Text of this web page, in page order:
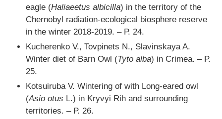
eagle (Haliaeetus albicilla) in the territory of the
Chernobyl radiation-ecological biosphere reserve
in the winter 2018-2019. – Р. 24.
Kucherenko V., Tovpinets N., Slavinskaya A.
Winter diet of Barn Owl (Tyto alba) in Crimea. – Р.
25.
Kotsuiruba V. Wintering of with Long-eared owl
(Asio otus L.) in Kryvyi Rih and surrounding
territories. – Р. 26.